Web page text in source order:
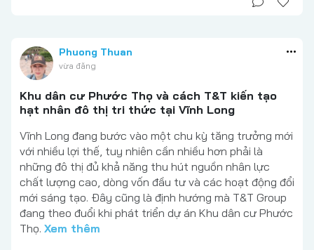
Phuong Thuan
vừa đăng
Khu dân cư Phước Thọ và cách T&T kiến tạo
hạt nhân đô thị tri thức tại Vĩnh Long
Vĩnh Long đang bước vào một chu kỳ tăng trưởng mới
với nhiều lợi thế, tuy nhiên cần nhiều hơn phải là
những đô thị đủ khả năng thu hút nguồn nhân lực
chất lượng cao, dòng vốn đầu tư và các hoạt động đổi
mới sáng tạo. Đây cũng là định hướng mà T&T Group
đang theo đuổi khi phát triển dự án Khu dân cư Phước
Thọ. Xem thêm